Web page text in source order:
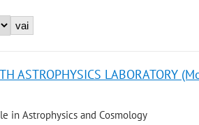
ASTROPHYSICS LABORATORY
in Astrophysics and Cosmology